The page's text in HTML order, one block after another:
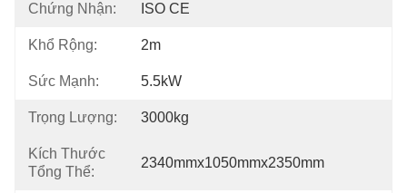
Chứng Nhận: ISO CE
Khổ Rộng: 2m
Sức Mạnh: 5.5kW
Trọng Lượng: 3000kg
Kích Thước
Tổng Thể:
2340mmx1050mmx2350mm